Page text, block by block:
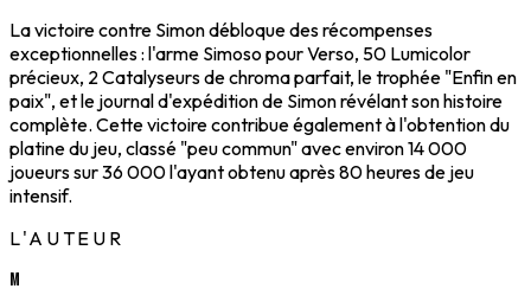
La victoire contre Simon débloque des récompenses
exceptionnelles : l'arme Simoso pour Verso, 50 Lumicolor
précieux, 2 Catalyseurs de chroma parfait, le trophée "Enfin en
paix", et le journal d'expédition de Simon révélant son histoire
complète. Cette victoire contribue également à l'obtention du
platine du jeu, classé "peu commun" avec environ 14 000
joueurs sur 36 000 l'ayant obtenu après 80 heures de jeu
intensif.
L'AUTEUR
M